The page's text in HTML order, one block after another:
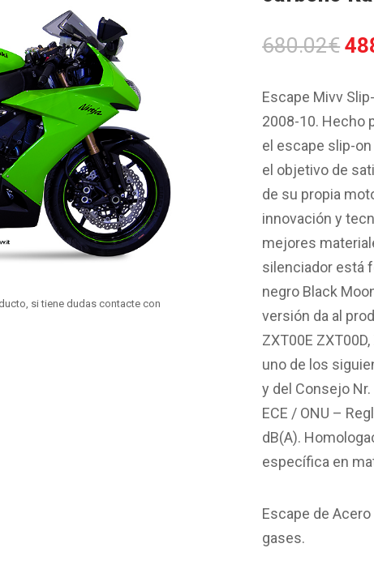
si tiene dudas contacte con
680.02€ El
Escape Mivv
2008-10. Hecho
el escape slip-
el objetivo de
de su propia
innovación y
mejores
silenciador está
negro Black
versión da al
ZXT00E
uno de los
y del Consejo
ECE / ONU –
dB(A).
específica en
Escape de Acero
gases.